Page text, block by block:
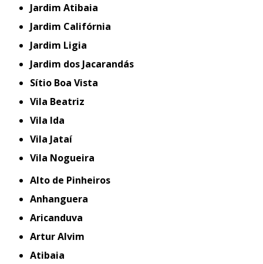
Jardim Atibaia
Jardim Califórnia
Jardim Ligia
Jardim dos Jacarandás
Sítio Boa Vista
Vila Beatriz
Vila Ida
Vila Jataí
Vila Nogueira
Alto de Pinheiros
Anhanguera
Aricanduva
Artur Alvim
Atibaia